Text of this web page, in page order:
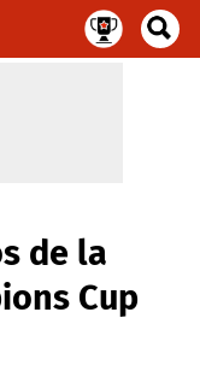
de la
Cup